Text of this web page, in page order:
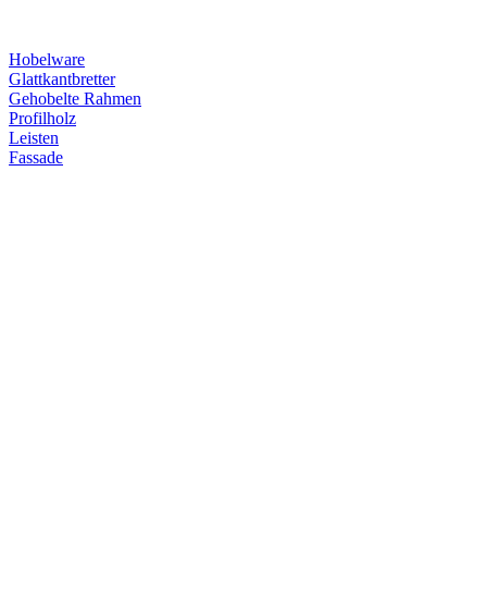
Hobelware
Glattkantbretter
Gehobelte Rahmen
Profilholz
Leisten
Fassade